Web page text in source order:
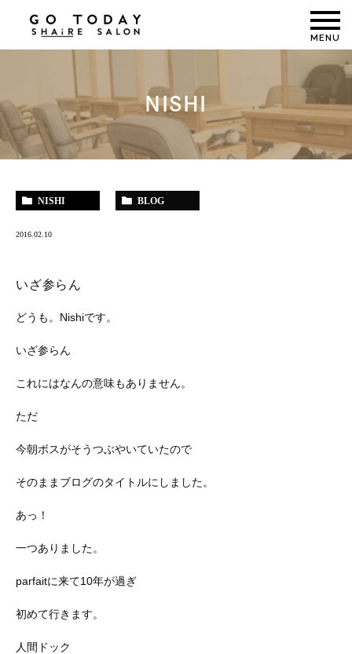
MENU
NISHI
NISHI BLOG
2016.02.10
いざ参らん
どうも。Nishiです。
いざ参らん
これにはなんの意味もありません。
ただ
今朝ボスがそうつぶやいていたので
そのままブログのタイトルにしました。
あっ！
一つありました。
parfaitに来て10年が過ぎ
初めて行きます。
人間ドック